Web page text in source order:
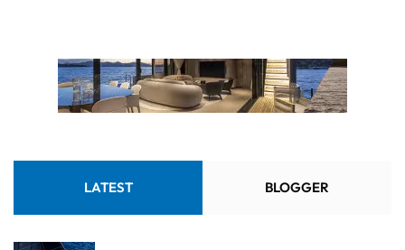
LATEST BLOGGER